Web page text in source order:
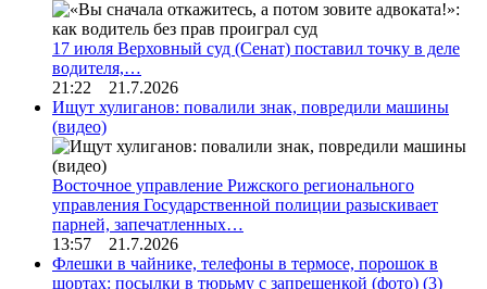
17 июля Верховный суд (Сенат) поставил точку в деле
водителя,…
21:22 21.7.2026
Ищут хулиганов: повалили знак, повредили машины
(видео)
Восточное управление Рижского регионального
управления Государственной полиции разыскивает
парней, запечатленных…
13:57 21.7.2026
Флешки в чайнике, телефоны в термосе, порошок в
шортах: посылки в тюрьму с запрещенкой (фото) (3)